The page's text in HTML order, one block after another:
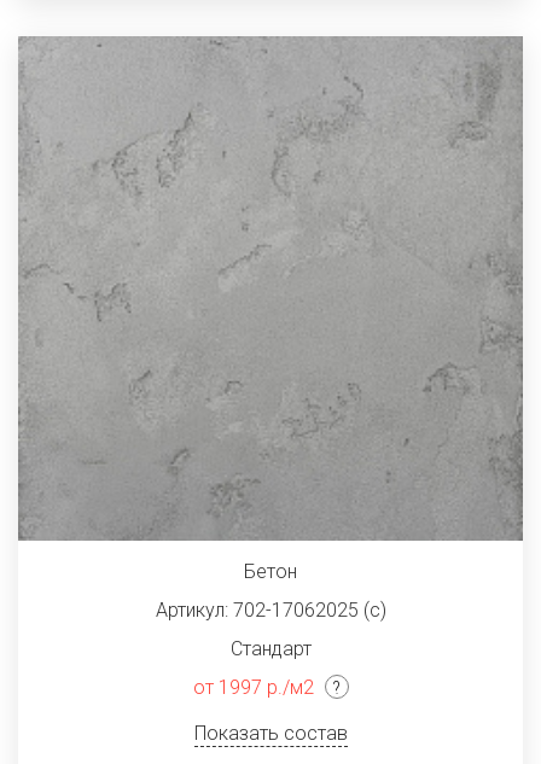
Бетон
Артикул: 702-17062025 (с)
Стандарт
от 1997 р./м2
Показать состав